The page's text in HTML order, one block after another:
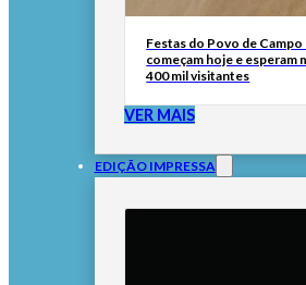
Festas do Povo de
começam hoje e esperam
400 mil visitantes
VER MAIS
EDIÇÃO IMPRESSA